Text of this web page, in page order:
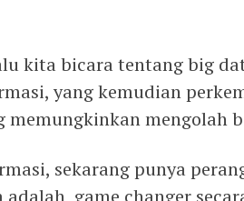
kita bicara tentang big
yang kemudian
memungkinkan mengolah
sekarang punya
adalah game changer